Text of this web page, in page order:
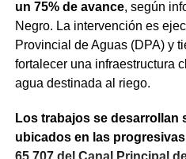
un 75% de avance, según
Negro. La intervención es
Provincial de Aguas (DPA) y
fortalecer una infraestructura
agua destinada al riego.
Los trabajos se desarrollan
ubicados en las progresivas
65,707 del Canal Principal